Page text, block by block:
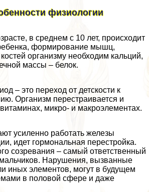
физиологии
в среднем с 10 лет, происходит
формирование мышц,
организму необходим кальций,
массы – белок.
– это переход от детскости к
Организм перестраивается и
микро- и макроэлементах.
усиленно работать железы
идет гормональная перестройка.
созревания – самый ответственный
Нарушения, вызванные
иных элементов, могут в будущем
в пoлoвoй сфере и даже